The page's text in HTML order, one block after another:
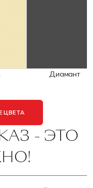
Диамант
ЦВЕТА
- ЭТО